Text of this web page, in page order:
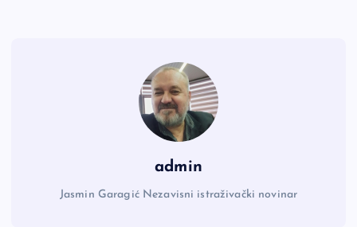
admin
Jasmin Garagić Nezavisni istraživački novinar